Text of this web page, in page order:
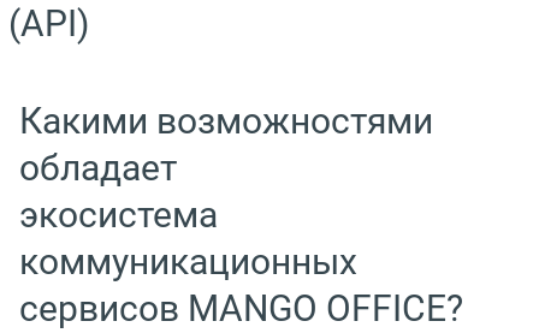
(API)
Какими возможностями
обладает
экосистема
коммуникационных
сервисов MANGO OFFICE?